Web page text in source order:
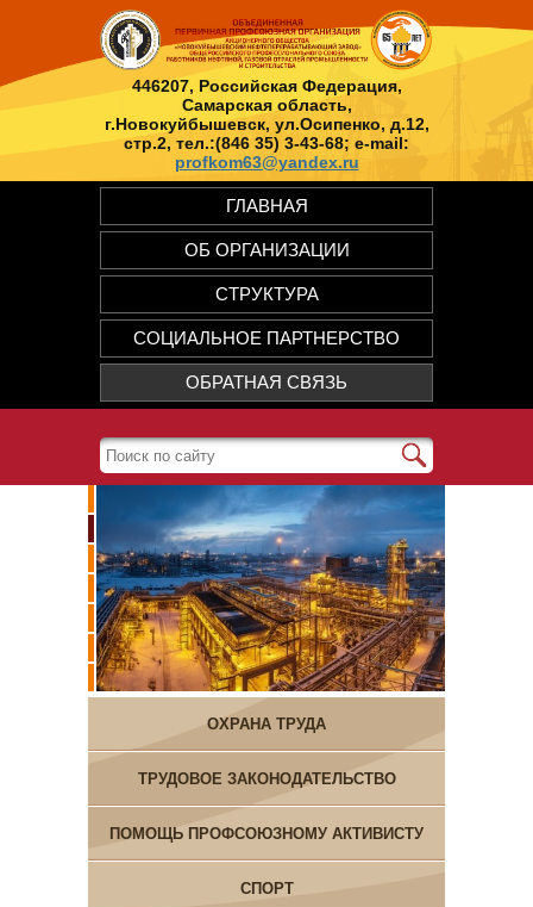
446207, Российская Федерация,
Самарская область,
г.Новокуйбышевск, ул.Осипенко, д.12,
стр.2, тел.:(846 35) 3-43-68; e-mail:
profkom63@yandex.ru
ГЛАВНАЯ
ОБ ОРГАНИЗАЦИИ
СТРУКТУРА
СОЦИАЛЬНОЕ ПАРТНЕРСТВО
ОБРАТНАЯ СВЯЗЬ
ОХРАНА ТРУДА
ТРУДОВОЕ ЗАКОНОДАТЕЛЬСТВО
ПОМОЩЬ ПРОФСОЮЗНОМУ АКТИВИСТУ
СПОРТ